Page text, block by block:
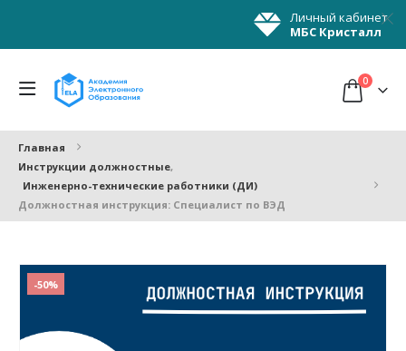
Личный кабинет
МБС Кристалл
0
Главная
Инструкции должностные,
Инженерно-технические работники (ДИ)
Должностная инструкция: Специалист по ВЭД
-50%